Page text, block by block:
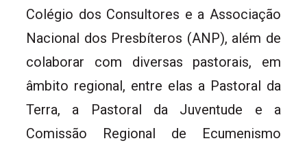
Colégio dos Consultores e a Associação
Nacional dos Presbíteros (ANP), além de
colaborar com diversas pastorais, em
âmbito regional, entre elas a Pastoral da
Terra, a Pastoral da Juventude e a
Comissão Regional de Ecumenismo